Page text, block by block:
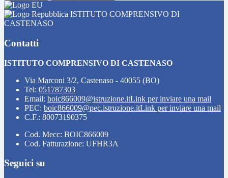
ISTITUTO COMPRENSIVO DI
CASTENASO
Contatti
ISTITUTO COMPRENSIVO DI CASTENASO
Via Marconi 3/2, Castenaso - 40055 (BO)
Tel: 051787303
Email: boic866009@istruzione.itLink per inviare una mail
PEC: boic866009@pec.istruzione.itLink per inviare una mail
C.F.: 80073190375
Cod. Mecc: BOIC866009
Cod. Fatturazione: UFHR3A
Seguici su